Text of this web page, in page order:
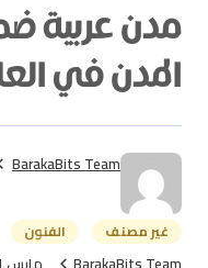
مدن عربية
المدن في
BarakaBits Team
غير مصنف الفنون